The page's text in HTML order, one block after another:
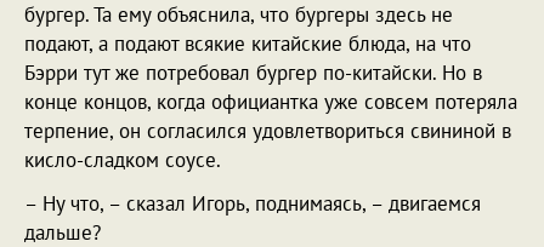
бургер. Та ему объяснила, что бургеры здесь не
подают, а подают всякие китайские блюда, на что
Бэрри тут же потребовал бургер по-китайски. Но в
конце концов, когда официантка уже совсем потеряла
терпение, он согласился удовлетвориться свининой в
кисло-сладком соусе.
– Ну что, – сказал Игорь, поднимаясь, – двигаемся
дальше?